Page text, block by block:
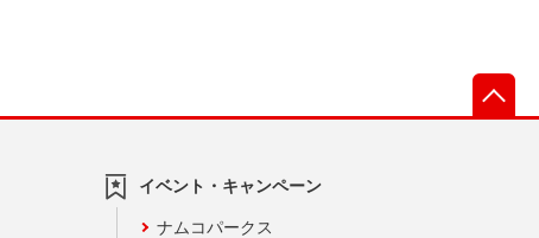
イベント・キャンペーン
ナムコパークス